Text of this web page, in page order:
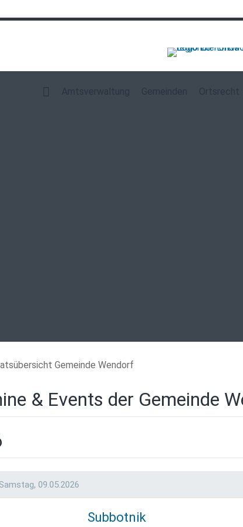
Gemeinde Wendorf
& Events der Gemeinde
Samstag, 09.05.2026
Subbotnik